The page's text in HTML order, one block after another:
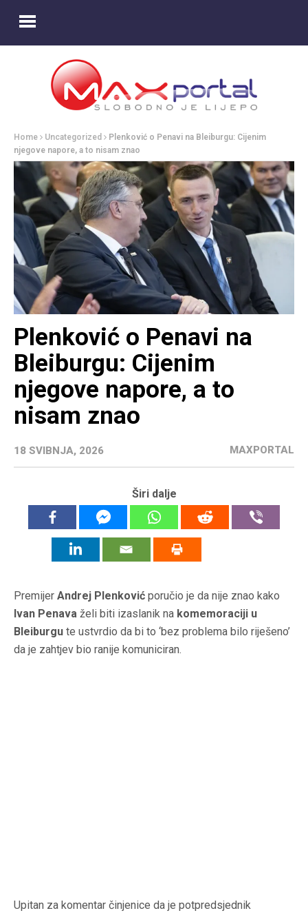
Home Uncategorized
Plenković o Penavi na Bleiburgu: Cijenim
njegove napore, a to nisam znao
Plenković o Penavi na
Bleiburgu: Cijenim
njegove napore, a to
nisam znao
18 SVIBNJA, 2026 MAXPORTAL
Širi dalje
Premijer Andrej Plenković poručio je da nije znao kako
Ivan Penava želi biti izaslanik na komemoraciji u
Bleiburgu te ustvrdio da bi to ‘bez problema bilo riješeno’
da je zahtjev bio ranije komuniciran.
Upitan za komentar činjenice da je potpredsjednik